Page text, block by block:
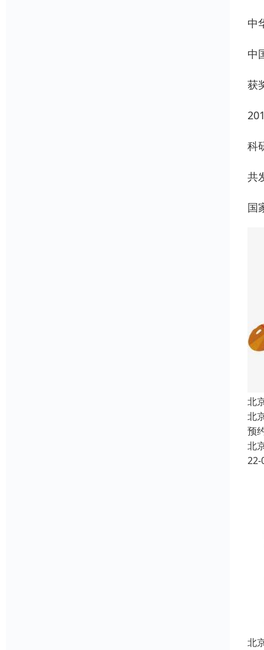
中
中
获
科
共
国
北
北
预
北
22-
北